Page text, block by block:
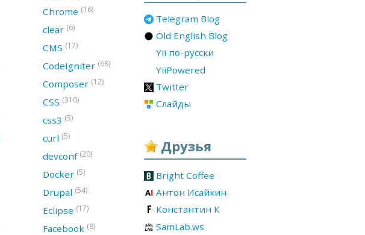
Telegram Blog
Old English Blog
Yii по-русски
YiiPowered
Twitter
Слайды
Друзья
Bright Coffee
Антон Исайкин
Константин К
SamLab.ws
Chrome (16)
clear (6)
CMS (17)
CodeIgniter (68)
Composer (12)
CSS (310)
css3 (5)
curl (5)
devconf (20)
Docker (5)
Drupal (54)
Eclipse (17)
Facebook (8)